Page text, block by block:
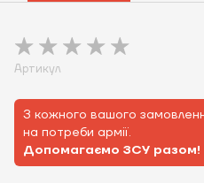
Артикул
З кожного вашого
на потреби армії.
Допомагаємо ЗСУ разом!